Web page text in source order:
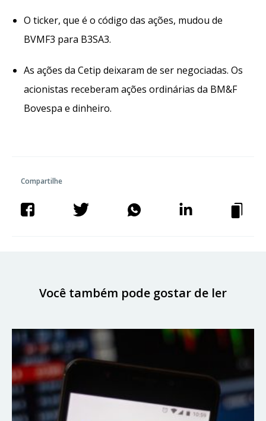
Compartilhe
O ticker, que é o código das ações, mudou de
BVMF3 para B3SA3.
As ações da Cetip deixaram de ser negociadas. Os
acionistas receberam ações ordinárias da BM&F
Bovespa e dinheiro.
Você também pode gostar de ler